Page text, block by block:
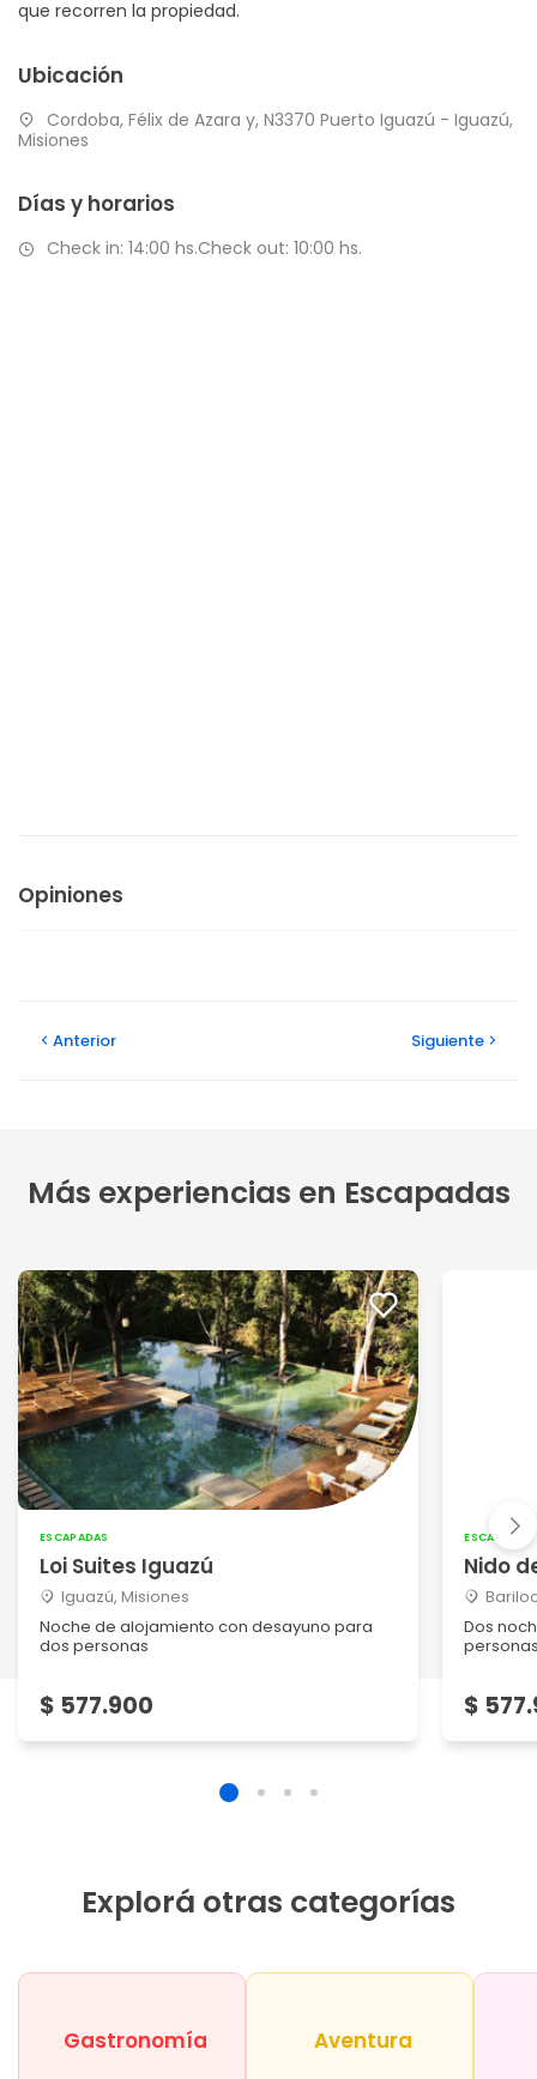
que recorren la propiedad.
Ubicación
Cordoba, Félix de Azara y, N3370 Puerto Iguazú - Iguazú,
Misiones
Días y horarios
Check in: 14:00 hs.Check out: 10:00 hs.
Opiniones
Anterior Siguiente
Más experiencias en Escapadas
ESCAPADAS
Loi Suites Iguazú
Iguazú, Misiones
Noche de alojamiento con desayuno para
dos personas
$ 577.900
ESCAPADAS
Nido
Dos
$
Explorá otras categorías
Gastronomía Aventura